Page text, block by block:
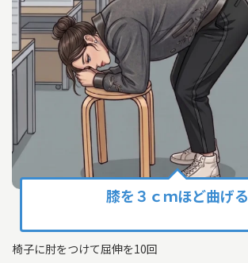
膝を３ｃｍほど曲げる
椅子に肘をつけて屈伸を10回